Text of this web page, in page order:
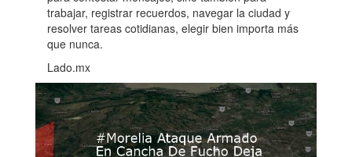
trabajar, registrar recuerdos, navegar la ciudad y
resolver tareas cotidianas, elegir bien importa más
que nunca.
Lado.mx